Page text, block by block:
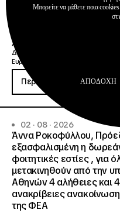
Ανακοινώσεις
Δημοσιεύσεις
Ευρωπαϊκή Κάρτα Νέων
Περισσότερα
02 · 08 · 2026
Άννα Ροκοφύλλου,
εξασφαλισμένη η
φοιτητικές εστίες , για
μετακινηθούν από την
Αθηνών 4 αλήθειες και
ανακρίβειες
της ΦΕΑ
Μπορείτε να μάθετε ποια
ΑΠΟΔΟΧΉ